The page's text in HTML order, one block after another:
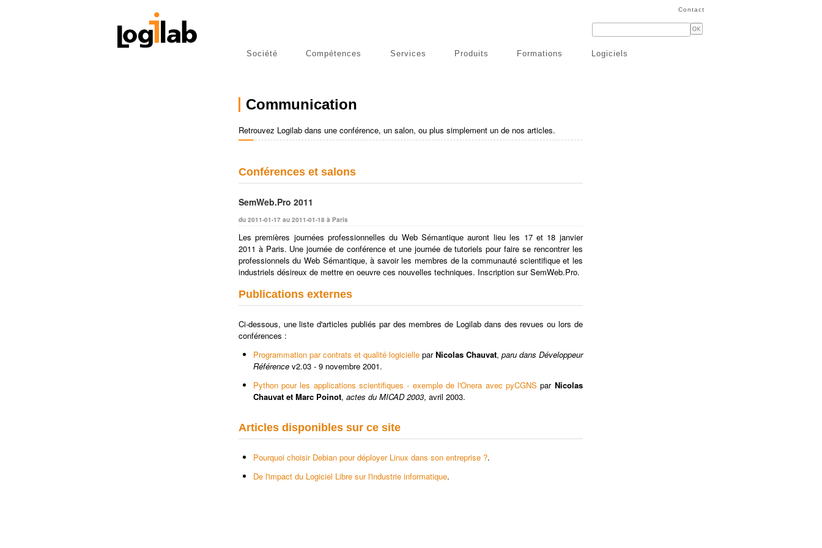
Contact
Société Compétences Services Produits Formations
Logiciels
Communication
Retrouvez Logilab dans une conférence, un salon, ou plus simplement un de nos articles.
Conférences et salons
SemWeb.Pro 2011
du 2011-01-17 au 2011-01-18 à Paris
Les premières journées professionnelles du Web Sémantique auront lieu les 17 et 18 janvier
2011 à Paris. Une journée de conférence et une journée de tutoriels pour faire se rencontrer les
professionnels du Web Sémantique, à savoir les membres de la communauté scientifique et les
industriels désireux de mettre en oeuvre ces nouvelles techniques. Inscription sur SemWeb.Pro.
Publications externes
Ci-dessous, une liste d'articles publiés par des membres de Logilab dans des revues ou lors de
conférences :
Programmation par contrats et qualité logicielleparNicolas Chauvat, paru dans Développeur
Référencev2.03 - 9 novembre 2001.
Python pour les applications scientifiques - exemple de l'Onera avec pyCGNS par Nicolas
Chauvat et Marc Poinot, actes du MICAD 2003, avril 2003.
Articles disponibles sur ce site
Pourquoi choisir Debian pour déployer Linux dans son entreprise ?.
De l'impact du Logiciel Libre sur l'industrie informatique.